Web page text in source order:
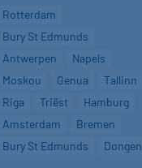
Rotterdam
Bury St Edmunds
Antwerpen
Napels
Moskou
Genua
Tallinn
Riga
Triëst
Hamburg
Amsterdam
Bremen
Bury St Edmunds
Dongen